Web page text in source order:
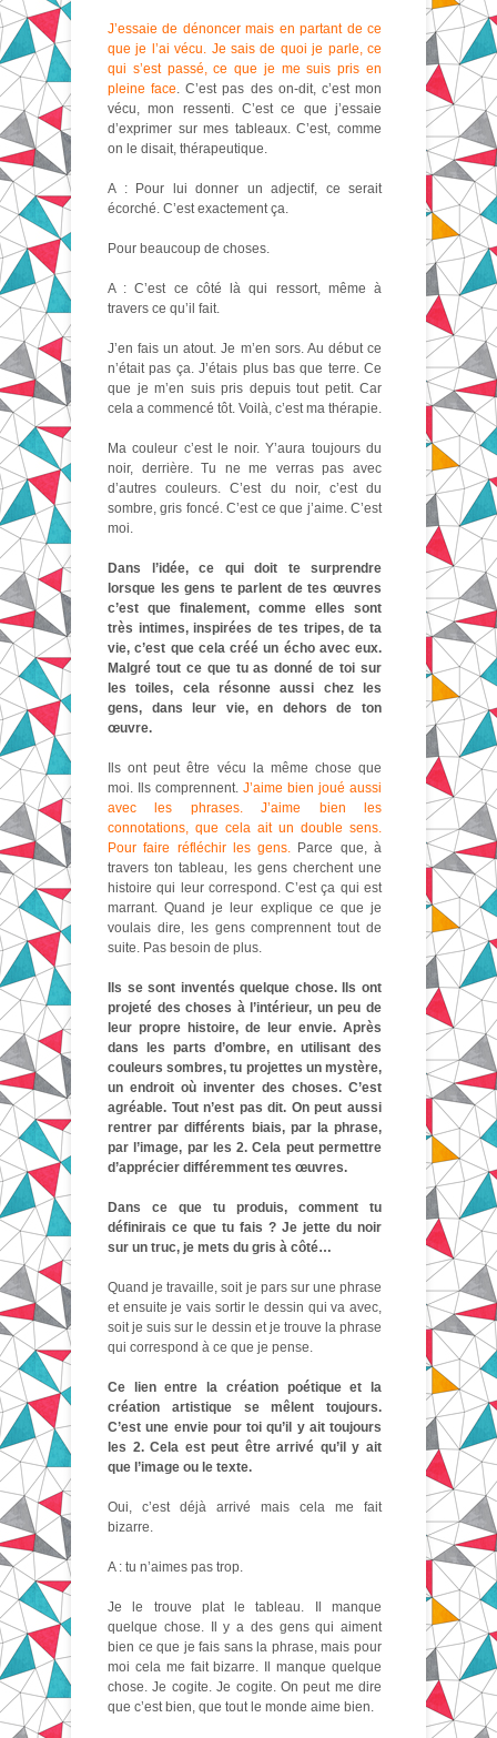
J’essaie de dénoncer mais en partant de ce
que je l’ai vécu. Je sais de quoi je parle, ce
qui s’est passé, ce que je me suis pris en
pleine face. C’est pas des on-dit, c’est mon
vécu, mon ressenti. C’est ce que j’essaie
d’exprimer sur mes tableaux. C’est, comme
on le disait, thérapeutique.
A : Pour lui donner un adjectif, ce serait
écorché. C’est exactement ça.
Pour beaucoup de choses.
A : C’est ce côté là qui ressort, même à
travers ce qu’il fait.
J’en fais un atout. Je m’en sors. Au début ce
n’était pas ça. J’étais plus bas que terre. Ce
que je m’en suis pris depuis tout petit. Car
cela a commencé tôt. Voilà, c’est ma thérapie.
Ma couleur c’est le noir. Y’aura toujours du
noir, derrière. Tu ne me verras pas avec
d’autres couleurs. C’est du noir, c’est du
sombre, gris foncé. C’est ce que j’aime. C’est
moi.
Dans l’idée, ce qui doit te surprendre
lorsque les gens te parlent de tes œuvres
c’est que finalement, comme elles sont
très intimes, inspirées de tes tripes, de ta
vie, c’est que cela créé un écho avec eux.
Malgré tout ce que tu as donné de toi sur
les toiles, cela résonne aussi chez les
gens, dans leur vie, en dehors de ton
œuvre.
Ils ont peut être vécu la même chose que
moi. Ils comprennent. J’aime bien joué aussi
avec les phrases. J’aime bien les
connotations, que cela ait un double sens.
Pour faire réfléchir les gens. Parce que, à
travers ton tableau, les gens cherchent une
histoire qui leur correspond. C’est ça qui est
marrant. Quand je leur explique ce que je
voulais dire, les gens comprennent tout de
suite. Pas besoin de plus.
Ils se sont inventés quelque chose. Ils ont
projeté des choses à l’intérieur, un peu de
leur propre histoire, de leur envie. Après
dans les parts d’ombre, en utilisant des
couleurs sombres, tu projettes un mystère,
un endroit où inventer des choses. C’est
agréable. Tout n’est pas dit. On peut aussi
rentrer par différents biais, par la phrase,
par l’image, par les 2. Cela peut permettre
d’apprécier différemment tes œuvres.
Dans ce que tu produis, comment tu
définirais ce que tu fais ? Je jette du noir
sur un truc, je mets du gris à côté…
Quand je travaille, soit je pars sur une phrase
et ensuite je vais sortir le dessin qui va avec,
soit je suis sur le dessin et je trouve la phrase
qui correspond à ce que je pense.
Ce lien entre la création poétique et la
création artistique se mêlent toujours.
C’est une envie pour toi qu’il y ait toujours
les 2. Cela est peut être arrivé qu’il y ait
que l’image ou le texte.
Oui, c’est déjà arrivé mais cela me fait
bizarre.
A : tu n’aimes pas trop.
Je le trouve plat le tableau. Il manque
quelque chose. Il y a des gens qui aiment
bien ce que je fais sans la phrase, mais pour
moi cela me fait bizarre. Il manque quelque
chose. Je cogite. Je cogite. On peut me dire
que c’est bien, que tout le monde aime bien.